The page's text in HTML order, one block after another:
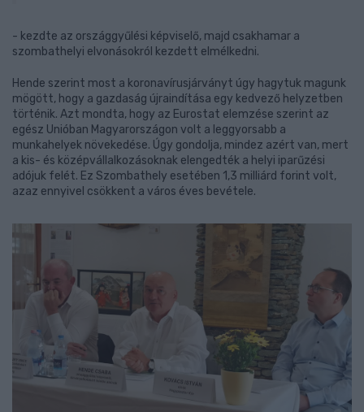
- kezdte az országgyűlési képviselő, majd csakhamar a
szombathelyi elvonásokról kezdett elmélkedni.
Hende szerint most a koronavírusjárványt úgy hagytuk magunk
mögött, hogy a gazdaság újraindítása egy kedvező helyzetben
történik. Azt mondta, hogy az Eurostat elemzése szerint az
egész Unióban Magyarországon volt a leggyorsabb a
munkahelyek növekedése. Úgy gondolja, mindez azért van, mert
a kis- és középvállalkozásoknak elengedték a helyi iparűzési
adójuk felét. Ez Szombathely esetében 1,3 milliárd forint volt,
azaz ennyivel csökkent a város éves bevétele.